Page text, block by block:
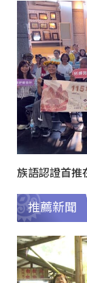
族語認證首推
推薦新聞